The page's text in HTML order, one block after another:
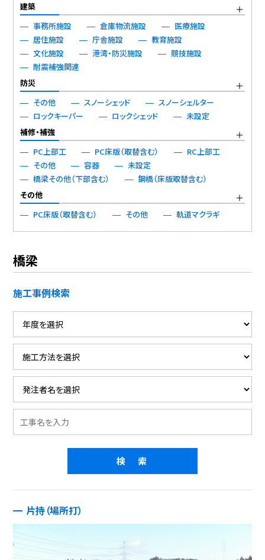
建築
事務所施設
倉庫物流施設
医療施設
居住施設
庁舎施設
教育施設
文化施設
港湾・防災施設
競技施設
耐震補強関連
防災
その他
スノーシェッド
スノーシェルター
ロックキーパー
ロックシェッド
未設定
補修・補強
PC上部工
PC床版（取替含む）
RC上部工
その他
容器
未設定
橋梁その他（下部含む）
鋼橋（床版取替含む）
その他
PC床版（取替含む）
その他 軌道マクラギ
橋梁
施工事例検索
片持（場所打）